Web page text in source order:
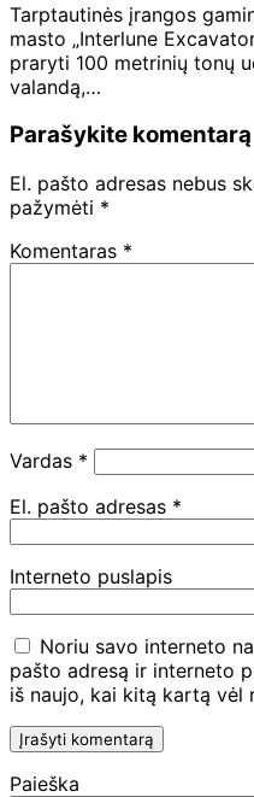
Tarptautinės įrangos
masto „Interlune
praryti 100 metrinių tonų
valandą,…
Parašykite komentarą
El. pašto adresas nebus
pažymėti *
Komentaras *
Vardas *
El. pašto adresas *
Interneto puslapis
Noriu savo interneto
pašto adresą ir interneto
iš naujo, kai kitą kartą vėl
Paieška